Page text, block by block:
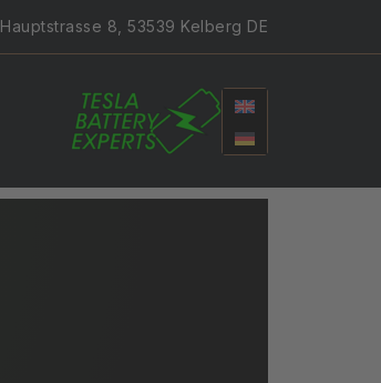
Hauptstrasse 8, 53539 Kelberg DE